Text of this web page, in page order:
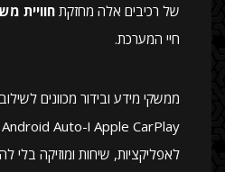
של רכיבים אלה מחזקת חוויית
חיי המערכת.
ממשקי מידע ובידור מכוונים
לאפליקציות, שיחות ומוזיקה בלי